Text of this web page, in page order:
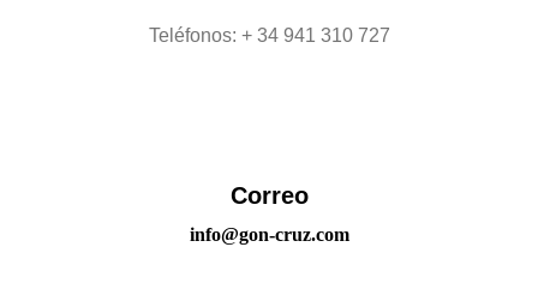
Teléfonos: + 34 941 310 727
Correo
info@gon-cruz.com